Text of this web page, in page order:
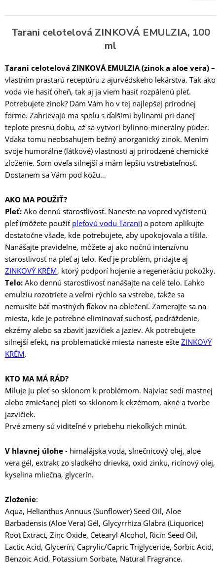
Tarani celotelová ZINKOVÁ EMULZIA, 100
ml
Tarani celotelová ZINKOVÁ EMULZIA (zinok a aloe vera) –
vlastním prastarú receptúru z ajurvédskeho lekárstva. Tak ako
voda vie hasiť oheň, tak aj ja viem hasiť rozpálenú pleť.
Potrebujete zinok? Dám Vám ho v tej najlepšej prírodnej
forme. Zahrievajú ma spolu s ďalšími bylinami pri danej
teplote presnú dobu, až sa vytvorí bylinno-minerálny púder.
Vďaka tomu neobsahujem bežný anorganický zinok. Mením
svoje humorálne (látkové) vlastnosti aj prirodzené chemické
zloženie. Som oveľa silnejší a mám lepšiu vstrebateľnosť.
Dostanem sa Vám pod kožu…
AKO MA POUŽIŤ?
Pleť: Ako dennú starostlivosť. Naneste na vopred vyčistenú
pleť (môžete použiť pleťovú vodu Tarani) a potom aplikujte
dostatočne všade, kde potrebujete, aby upokojovala a tíšila.
Nanášajte pravidelne, môžete aj ako nočnú intenzívnu
starostlivosť na pleť aj telo. Keď je problém, pridajte aj
ZINKOVÝ KRÉM, ktorý podporí hojenie a regeneráciu pokožky.
Telo: Ako dennú starostlivosť nanášajte na celé telo. Ľahko
emulziu rozotriete a veľmi rýchlo sa vstrebe, takže sa
nemusíte báť mastných fľakov na oblečení. Zamerajte sa na
miesta, kde je potrebné eliminovať suchosť, podráždenie,
ekzémy alebo sa zbaviť jazvičiek a jaziev. Ak potrebujete
silnejší efekt, na problematické miesta naneste ešte ZINKOVÝ
KRÉM.
KTO MA MÁ RÁD?
Miluje ju pleť so sklonom k ​​problémom. Najviac sedí mastnej
alebo zmiešanej pleti so sklonom k ​​ekzémom, akné a tvorbe
jazvičiek.
Prvé zmeny sú viditeľné v priebehu niekoľkých minút.
V hlavnej úlohe - himalájska voda, slnečnicový olej, aloe
vera gél, extrakt zo sladkého drievka, oxid zinku, ricínový olej,
kyselina mliečna, glycerín.
Zloženie:
Aqua, Helianthus Annuus (Sunflower) Seed Oil, Aloe
Barbadensis (Aloe Vera) Gél, Glycyrrhiza Glabra (Liquorice)
Root Extract, Zinc Oxide, Cetearyl Alcohol, Ricin Seed Oil,
Lactic Acid, Glycerín, Caprylic/Capric Triglyceride, Sorbic Acid,
Benzoic Acid, Potassium Sorbate, Natural Fragrance.